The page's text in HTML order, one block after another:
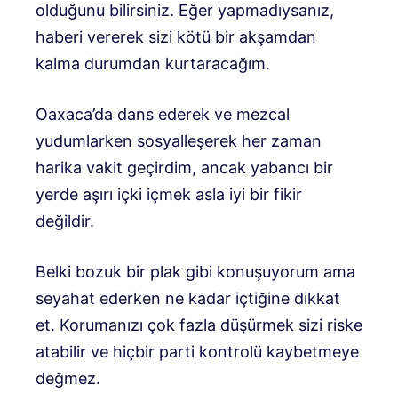
olduğunu bilirsiniz. Eğer yapmadıysanız,
haberi vererek sizi kötü bir akşamdan
kalma durumdan kurtaracağım.
Oaxaca’da dans ederek ve mezcal
yudumlarken sosyalleşerek her zaman
harika vakit geçirdim, ancak yabancı bir
yerde aşırı içki içmek asla iyi bir fikir
değildir.
Belki bozuk bir plak gibi konuşuyorum ama
seyahat ederken ne kadar içtiğine dikkat
et. Korumanızı çok fazla düşürmek sizi riske
atabilir ve hiçbir parti kontrolü kaybetmeye
değmez.